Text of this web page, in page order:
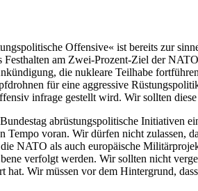
Offensive« ist bereits zur
am Zwei-Prozent-Ziel der
die nukleare Teilhabe
für eine aggressive
infrage gestellt wird. Wir sollten
abrüstungspolitische
Tempo voran. Wir dürfen nicht zulassen,
NATO als auch europäische
verfolgt werden. Wir sollten nicht
hat. Wir müssen vor dem Hintergrund,